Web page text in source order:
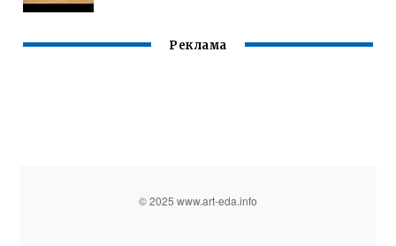
Реклама
© 2025 www.art-eda.info